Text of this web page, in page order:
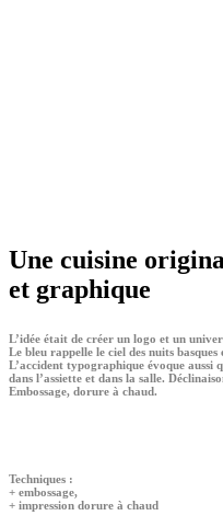
Une cuisine
et graphique
L’idée était de créer un logo et un
Le bleu rappelle le ciel des nuits
L’accident typographique évoque aussi
dans l’assiette et dans la salle.
Embossage, dorure à chaud.
Techniques :
+ embossage,
+ impression dorure à chaud